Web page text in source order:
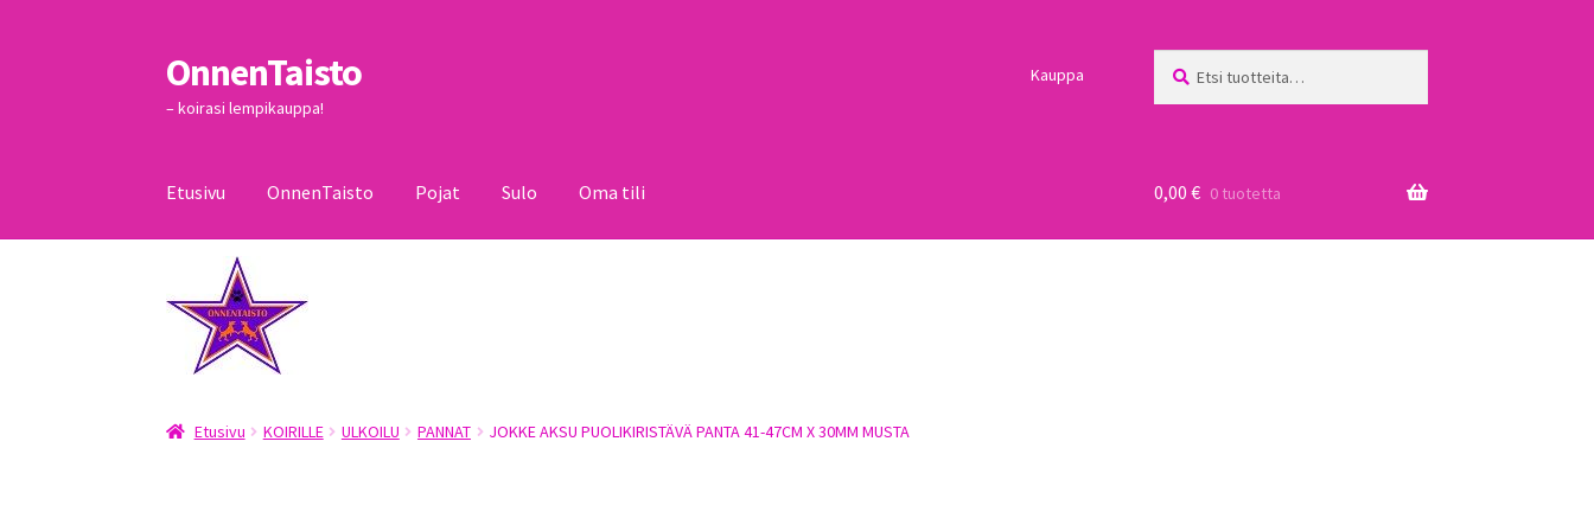
Siirry
navigointiin
Siirry
sisältöön
OnnenTaisto
– koirasi lempikauppa!
Kauppa
Etusivu OnnenTaisto Pojat Sulo Oma tili
Kassa
0,00 € 0 tuotetta
Etusivu KOIRILLE ULKOILU PANNAT JOKKE AKSU PUOLIKIRISTÄVÄ PANTA 41-47CM X 30MM MUSTA